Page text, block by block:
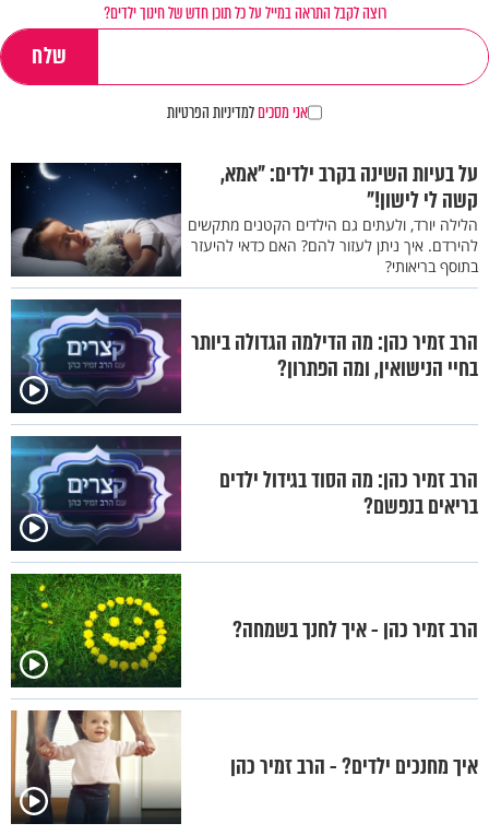
רוצה לקבל התראה במייל על כל תוכן חדש של חינוך ילדים?
אני מסכיםלמדיניות הפרטיות
על בעיות השינה בקרב ילדים: "אמא,
קשה לי לישון!"
הלילה יורד, ולעתים גם הילדים הקטנים מתקשים
להירדם. איך ניתן לעזור להם? האם כדאי להיעזר
בתוסף בריאותי?
הרב זמיר כהן: מה הדילמה הגדולה ביותר
בחיי הנישואין, ומה הפתרון?
הרב זמיר כהן: מה הסוד בגידול ילדים
בריאים בנפשם?
הרב זמיר כהן - איך לחנך בשמחה?
איך מחנכים ילדים? - הרב זמיר כהן